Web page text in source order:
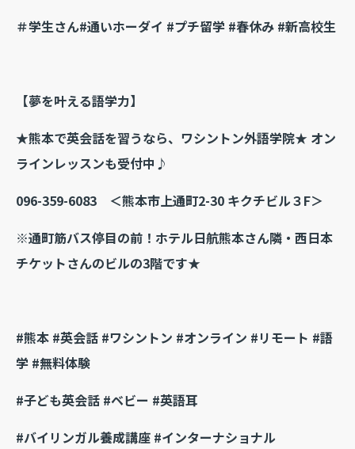
＃学生さん#通いホーダイ #プチ留学 #春休み #新高校生
【夢を叶える語学力】
★熊本で英会話を習うなら、ワシントン外語学院★ オン
ラインレッスンも受付中♪
096-359-6083 ＜熊本市上通町2-30 キクチビル３F＞
※通町筋バス停目の前！ホテル日航熊本さん隣・西日本
チケットさんのビルの3階です★
#熊本 #英会話 #ワシントン #オンライン #リモート #語
学 #無料体験
#子ども英会話 #ベビー #英語耳
#バイリンガル養成講座 #インターナショナル